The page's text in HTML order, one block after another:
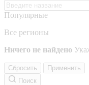
Популярные
Все регионы
Ничего не найдено
Сбросить
Применить
Поиск